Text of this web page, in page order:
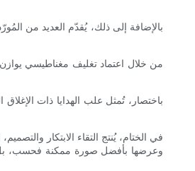
بالإضافة إلى ذلك، يُقدّم العديد من
من خلال اعتماد تغليف مغناطيسي يوازن
باختصار، تُمثل علب الهدايا ذات
في الختام، يُنتج التقاء الابتكار
وعرضها بأفضل صورة ممكنة فحسب، بل